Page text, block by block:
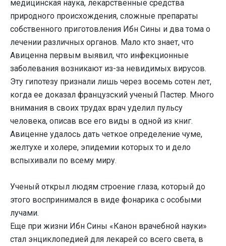
медицинская наука, лекарственные средства
природного происхождения, сложные препараты
собственного приготовления Ибн Сины и два тома о
лечении различных органов. Мало кто знает, что
Авиценна первым выявил, что инфекционные
заболевания возникают из-за невидимых вирусов.
Эту гипотезу признали лишь через восемь сотен лет,
когда ее доказал французский ученый Пастер. Много
внимания в своих трудах врач уделил пульсу
человека, описав все его виды в одной из книг.
Авиценне удалось дать четкое определение чуме,
желтухе и холере, эпидемии которых то и дело
вспыхивали по всему миру.
Ученый открыл людям строение глаза, который до
этого воспринимался в виде фонарика с особыми
лучами.
Еще при жизни Ибн Сины «Канон врачебной науки»
стал энциклопедией для лекарей со всего света, в